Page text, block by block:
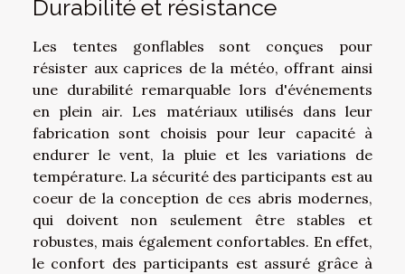
Durabilité et résistance
Les tentes gonflables sont conçues pour
résister aux caprices de la météo, offrant ainsi
une durabilité remarquable lors d'événements
en plein air. Les matériaux utilisés dans leur
fabrication sont choisis pour leur capacité à
endurer le vent, la pluie et les variations de
température. La sécurité des participants est au
coeur de la conception de ces abris modernes,
qui doivent non seulement être stables et
robustes, mais également confortables. En effet,
le confort des participants est assuré grâce à